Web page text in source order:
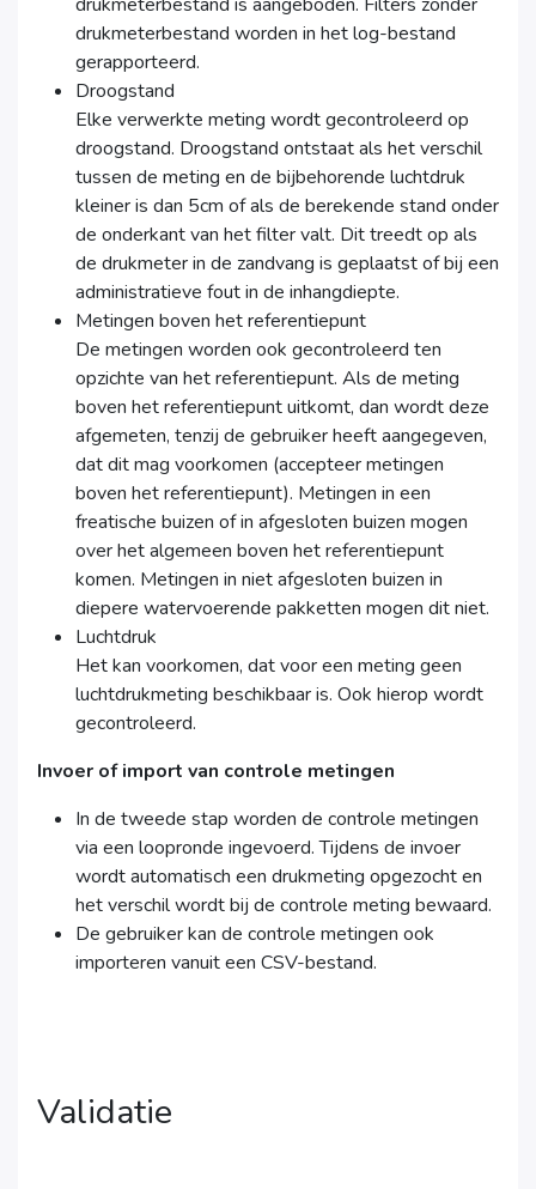
drukmeterbestand worden in het log-bestand
gerapporteerd.
Droogstand
Elke verwerkte meting wordt gecontroleerd op
droogstand. Droogstand ontstaat als het verschil
tussen de meting en de bijbehorende luchtdruk
kleiner is dan 5cm of als de berekende stand onder
de onderkant van het filter valt. Dit treedt op als
de drukmeter in de zandvang is geplaatst of bij een
administratieve fout in de inhangdiepte.
Metingen boven het referentiepunt
De metingen worden ook gecontroleerd ten
opzichte van het referentiepunt. Als de meting
boven het referentiepunt uitkomt, dan wordt deze
afgemeten, tenzij de gebruiker heeft aangegeven,
dat dit mag voorkomen (accepteer metingen
boven het referentiepunt). Metingen in een
freatische buizen of in afgesloten buizen mogen
over het algemeen boven het referentiepunt
komen. Metingen in niet afgesloten buizen in
diepere watervoerende pakketten mogen dit niet.
Luchtdruk
Het kan voorkomen, dat voor een meting geen
luchtdrukmeting beschikbaar is. Ook hierop wordt
gecontroleerd.
Invoer of import van controle metingen
In de tweede stap worden de controle metingen
via een loopronde ingevoerd. Tijdens de invoer
wordt automatisch een drukmeting opgezocht en
het verschil wordt bij de controle meting bewaard.
De gebruiker kan de controle metingen ook
importeren vanuit een CSV-bestand.
Validatie